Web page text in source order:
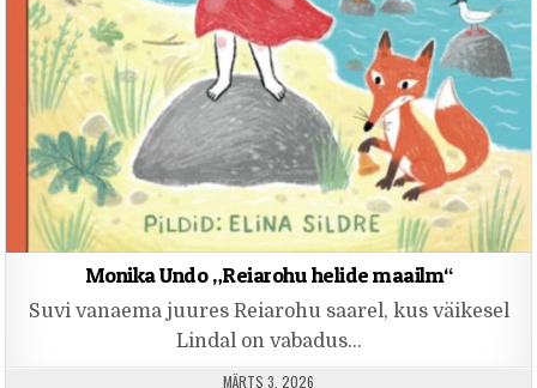
Monika Undo „Reiarohu helide maailm“
Suvi vanaema juures Reiarohu saarel, kus väikesel
Lindal on vabadus…
PUBLISHED DATE:
MÄRTS 3, 2026